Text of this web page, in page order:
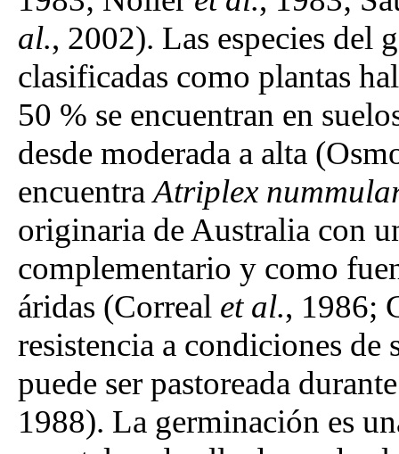
al., 2002). Las especies del
clasificadas como plantas
50 % se encuentran en
desde moderada a alta
encuentraAtriplex
originaria de Australia con
complementario y como
áridas (Correal et al., 1986;
resistencia a condiciones
puede ser pastoreada
1988). La germinación es